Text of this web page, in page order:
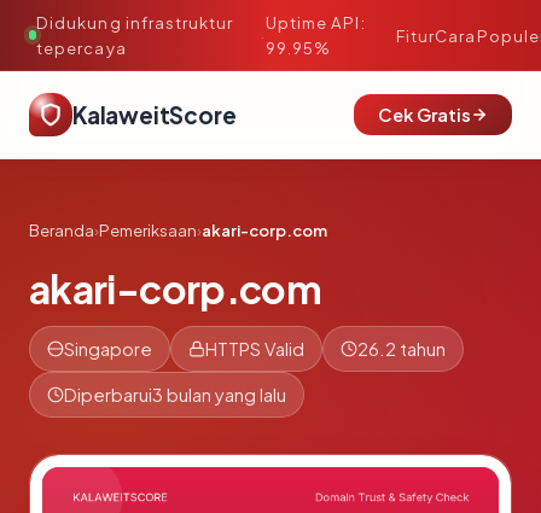
Didukung infrastruktur
tepercaya
·
Uptime API:
99.95%
FiturCara
KalaweitScore Cek Gratis
Beranda›Pemeriksaan›akari-corp.com
akari-corp.com
Singapore HTTPS Valid 26.2 tahun
Diperbarui3 bulan yang lalu